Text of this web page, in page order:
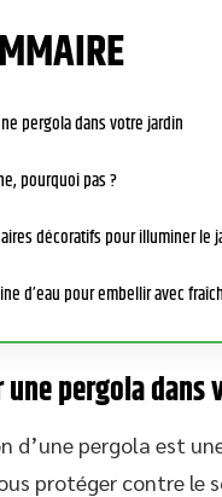
pergola dans votre jardin
pourquoi pas ?
décoratifs pour illuminer le
d’eau pour embellir avec
pergola dans
d’une pergola est
protéger contre le